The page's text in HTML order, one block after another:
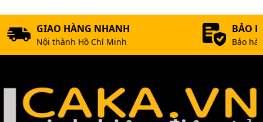
GIAO HÀNG NHANH
Nội thành Hồ Chí Minh
BẢO
Bảo